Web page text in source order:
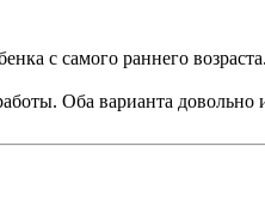
с самого раннего
Оба варианта довольно